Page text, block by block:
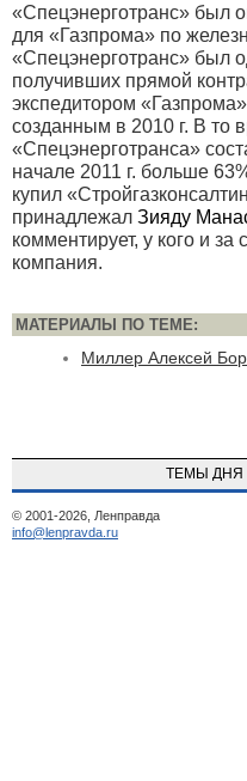
«Спецэнерготранс» был
для «Газпрома» по
«Спецэнерготранс» был
получивших прямой
экспедитором
созданным в 2010 г. В то
«Спецэнерготранса»
начале 2011 г. больше
купил
принадлежал Зияду
комментирует, у кого и
компания.
МАТЕРИАЛЫ ПО ТЕМЕ:
Миллер Алексей
ТЕМЫ ДНЯ
© 2001-2026, Ленправда
info@lenpravda.ru